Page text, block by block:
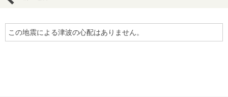
この地震による津波の心配はありません。